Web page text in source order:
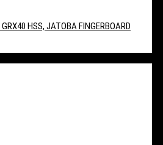
HSS, JATOBA FINGERBOARD